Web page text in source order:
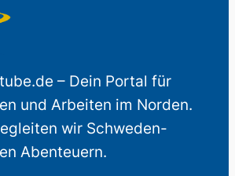
– Dein Portal für
und Arbeiten im Norden.
wir Schweden-
Abenteuern.